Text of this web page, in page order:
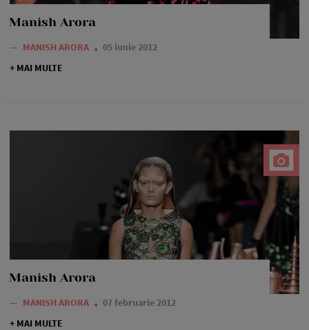
Manish Arora
— MANISH ARORA
05 iunie 2012
+ MAI MULTE
Manish Arora
— MANISH ARORA
07 februarie 2012
+ MAI MULTE